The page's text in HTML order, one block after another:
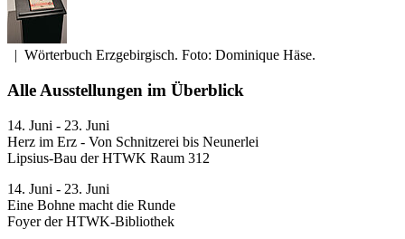
| Wörterbuch Erzgebirgisch. Foto: Dominique Häse.
Alle Ausstellungen im Überblick
14. Juni - 23. Juni
Herz im Erz - Von Schnitzerei bis Neunerlei
Lipsius-Bau der HTWK Raum 312
14. Juni - 23. Juni
Eine Bohne macht die Runde
Foyer der HTWK-Bibliothek